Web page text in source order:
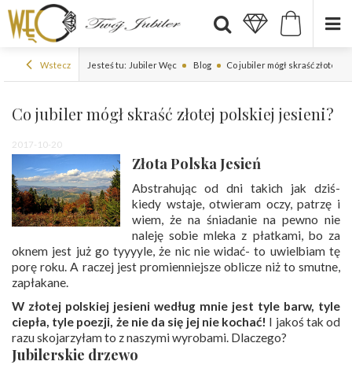
Wstecz Jesteś tu: Jubiler Węc Blog Co jubiler mógł skraść złotej
Co jubiler mógł skraść złotej polskiej jesieni?
2017-10-20
Złota Polska Jesień
Abstrahując od dni takich jak dziś-
kiedy wstaje, otwieram oczy, patrzę i
wiem, że na śniadanie na pewno nie
naleję sobie mleka z płatkami, bo za
oknem jest już go tyyyyle, że nic nie widać- to uwielbiam tę
porę roku. A raczej jest promienniejsze oblicze niż to smutne,
zapłakane.
W złotej polskiej jesieni według mnie jest tyle barw, tyle
ciepła, tyle poezji, że nie da się jej nie kochać! I jakoś tak od
razu skojarzyłam to z naszymi wyrobami. Dlaczego?
Jubilerskie drzewo